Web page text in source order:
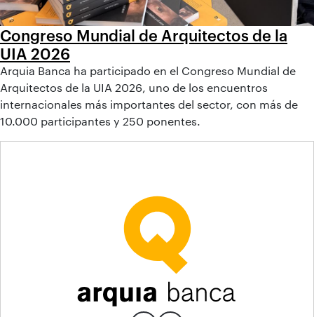
Congreso Mundial de Arquitectos de la
UIA 2026
Arquia Banca ha participado en el Congreso Mundial de
Arquitectos de la UIA 2026, uno de los encuentros
internacionales más importantes del sector, con más de
10.000 participantes y 250 ponentes.